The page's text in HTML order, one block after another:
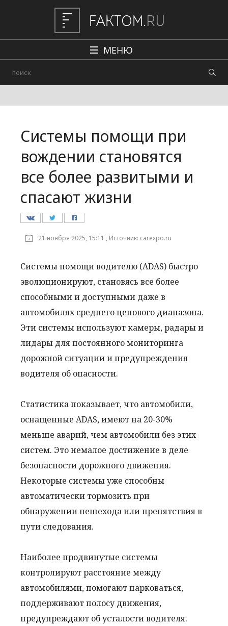
МЕНЮ
Авто
Происшествия
Редакция
Системы помощи при
вождении становятся
все более развитыми и
спасают жизни
21 ноября 2025, 15:11 , Источник: carexpo.ru
Системы помощи водителю (ADAS) быстро
эволюционируют, становясь все более
способными и доступными даже в
автомобилях среднего ценового диапазона.
Эти системы используют камеры, радары и
лидары для постоянного мониторинга
дорожной ситуации и предупреждения
водителя об опасности.
Статистика показывает, что автомобили,
оснащенные ADAS, имеют на 20-30%
меньше аварий, чем автомобили без этих
систем. Это немалое достижение в деле
безопасности дорожного движения.
Некоторые системы уже способны
автоматически тормозить при
обнаружении пешехода или препятствия в
пути следования.
Наиболее продвинутые системы
контролируют расстояние между
автомобилями, помогают парковаться,
поддерживают полосу движения,
предупреждают об усталости водителя.